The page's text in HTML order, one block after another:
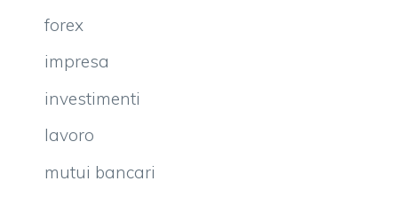
forex
impresa
investimenti
lavoro
mutui bancari